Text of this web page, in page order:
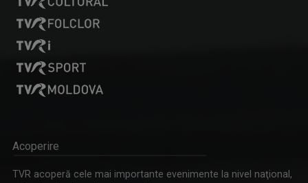
Acoperire
TVR acoperă cele mai importante evenimente la nivel naţional,